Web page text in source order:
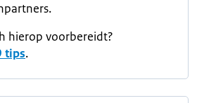
hierop voorbereidt?
tips.